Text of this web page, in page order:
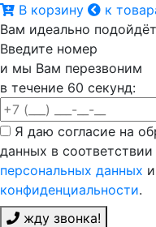
В корзину
к
Вам идеально подойдёт
Введите номер
и мы Вам перезвоним
в течение 60 секунд:
Я даю согласие на
данных в соответствии
персональных данных
конфиденциальности.
жду звонка!